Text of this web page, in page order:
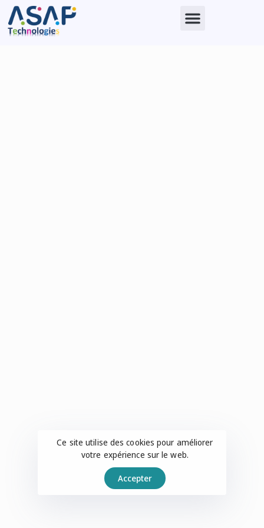
Ce site utilise des cookies pour améliorer
votre expérience sur le web.
Accepter